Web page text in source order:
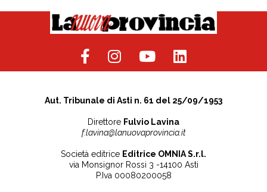
Aut. Tribunale di Asti n. 61 del 25/09/1953
Direttore Fulvio Lavina
f.lavina@lanuovaprovincia.it
Società editrice Editrice OMNIA S.r.l.
via Monsignor Rossi 3 -14100 Asti
P.Iva 00080200058